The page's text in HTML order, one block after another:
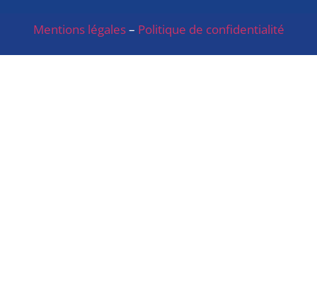
Mentions légales– Politique de confidentialité